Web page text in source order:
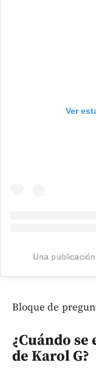
Ver
Una
Bloque de
¿Cuándo
de Karol G?